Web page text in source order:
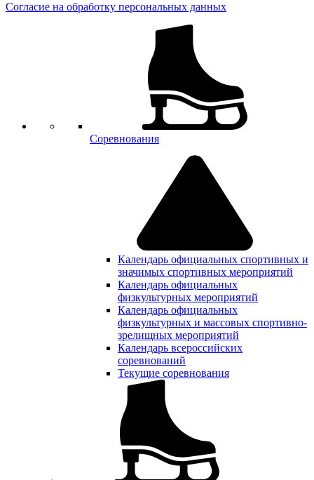
Согласие на обработку персональных данных
Соревнования
Календарь официальных спортивных и
значимых спортивных мероприятий
Календарь официальных
физкультурных мероприятий
Календарь официальных
физкультурных и массовых спортивно-
зрелищных мероприятий
Календарь всероссийских
соревнований
Текущие соревнования